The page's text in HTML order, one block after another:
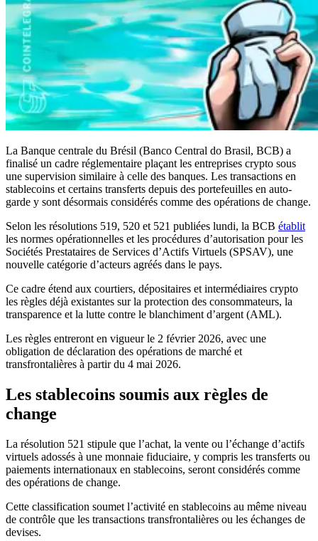
La Banque centrale du Brésil (Banco Central do Brasil, BCB) a
finalisé un cadre réglementaire plaçant les entreprises crypto sous
une supervision similaire à celle des banques. Les transactions en
stablecoins et certains transferts depuis des portefeuilles en auto-
garde y sont désormais considérés comme des opérations de change.
Selon les résolutions 519, 520 et 521 publiées lundi, la BCB établit
les normes opérationnelles et les procédures d’autorisation pour les
Sociétés Prestataires de Services d’Actifs Virtuels (SPSAV), une
nouvelle catégorie d’acteurs agréés dans le pays.
Ce cadre étend aux courtiers, dépositaires et intermédiaires crypto
les règles déjà existantes sur la protection des consommateurs, la
transparence et la lutte contre le blanchiment d’argent (AML).
Les règles entreront en vigueur le 2 février 2026, avec une
obligation de déclaration des opérations de marché et
transfrontalières à partir du 4 mai 2026.
Les stablecoins soumis aux règles de
change
La résolution 521 stipule que l’achat, la vente ou l’échange d’actifs
virtuels adossés à une monnaie fiduciaire, y compris les transferts ou
paiements internationaux en stablecoins, seront considérés comme
des opérations de change.
Cette classification soumet l’activité en stablecoins au même niveau
de contrôle que les transactions transfrontalières ou les échanges de
devises.